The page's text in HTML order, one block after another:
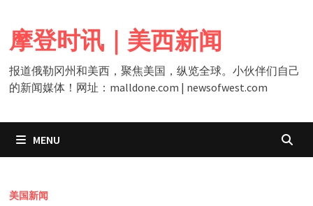
content
摩登时讯｜美西新闻
报道俄勒冈州和美西，聚焦美国，纵览全球。小伙伴们自己
的新闻媒体！网址：malldone.com | newsofwest.com
MENU
美国新闻